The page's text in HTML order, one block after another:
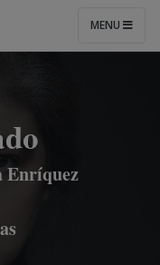
MENU
Enríquez